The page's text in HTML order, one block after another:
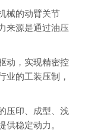
械的动臂关节
来源是通过油压
动，实现精密控
业的工装压制，
压印、成型、浅
稳定动力。